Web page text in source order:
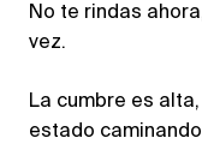
No te rindas
vez.
La cumbre es
estado